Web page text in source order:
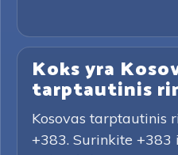
Koks yra
tarptautinis
Kosovas tarptautinis
+383. Surinkite +383